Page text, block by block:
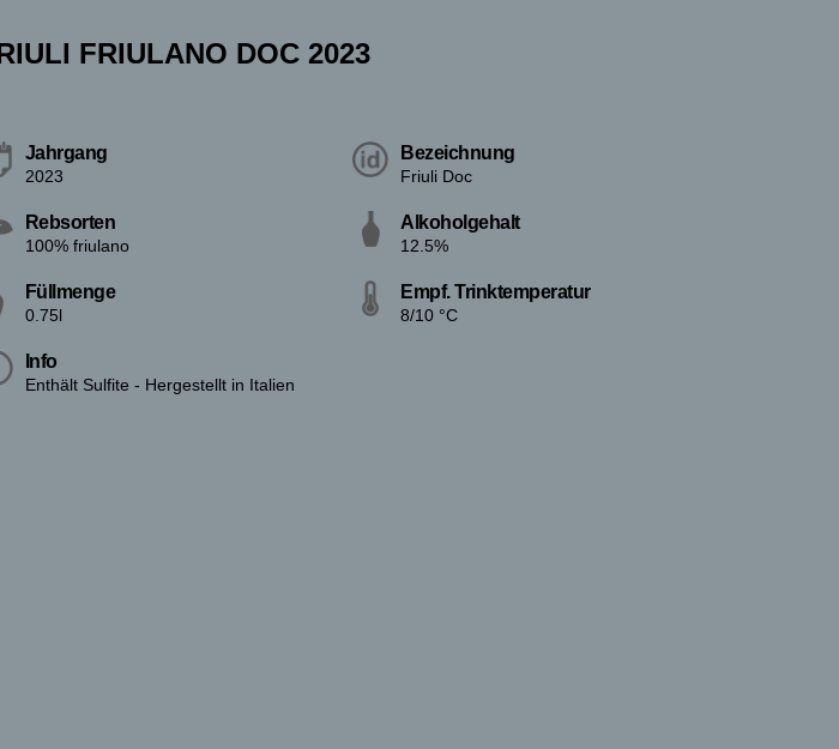
FRIULANO DOC 2023
Jahrgang
2023
Bezeichnung
Friuli Doc
Rebsorten
100% friulano
Alkoholgehalt
12.5%
Füllmenge
0.75l
Empf. Trinktemperatur
8/10 °C
Info
Enthält Sulfite - Hergestellt in Italien